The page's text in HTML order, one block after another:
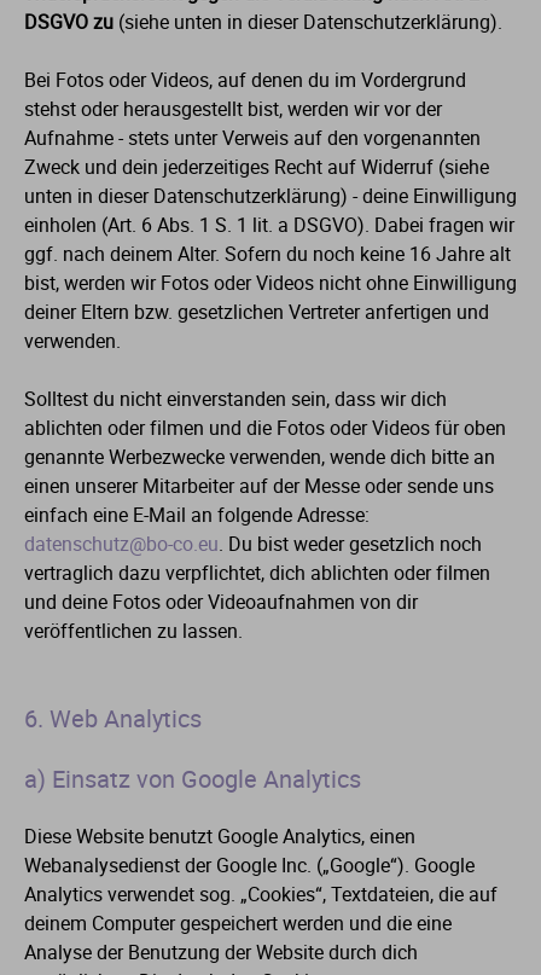
DSGVO zu (siehe unten in dieser Datenschutzerklärung).
Bei Fotos oder Videos, auf denen du im Vordergrund
stehst oder herausgestellt bist, werden wir vor der
Aufnahme - stets unter Verweis auf den vorgenannten
Zweck und dein jederzeitiges Recht auf Widerruf (siehe
unten in dieser Datenschutzerklärung) - deine Einwilligung
einholen (Art. 6 Abs. 1 S. 1 lit. a DSGVO). Dabei fragen wir
ggf. nach deinem Alter. Sofern du noch keine 16 Jahre alt
bist, werden wir Fotos oder Videos nicht ohne Einwilligung
deiner Eltern bzw. gesetzlichen Vertreter anfertigen und
verwenden.
Solltest du nicht einverstanden sein, dass wir dich
ablichten oder filmen und die Fotos oder Videos für oben
genannte Werbezwecke verwenden, wende dich bitte an
einen unserer Mitarbeiter auf der Messe oder sende uns
einfach eine E-Mail an folgende Adresse:
datenschutz@bo-co.eu. Du bist weder gesetzlich noch
vertraglich dazu verpflichtet, dich ablichten oder filmen
und deine Fotos oder Videoaufnahmen von dir
veröffentlichen zu lassen.
6. Web Analytics
a) Einsatz von Google Analytics
Diese Website benutzt Google Analytics, einen
Webanalysedienst der Google Inc. („Google“). Google
Analytics verwendet sog. „Cookies“, Textdateien, die auf
deinem Computer gespeichert werden und die eine
Analyse der Benutzung der Website durch dich